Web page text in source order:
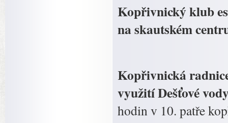
Kopřivnický klub
na skautském
Kopřivnická
využití Dešťové
hodin v 10. patře